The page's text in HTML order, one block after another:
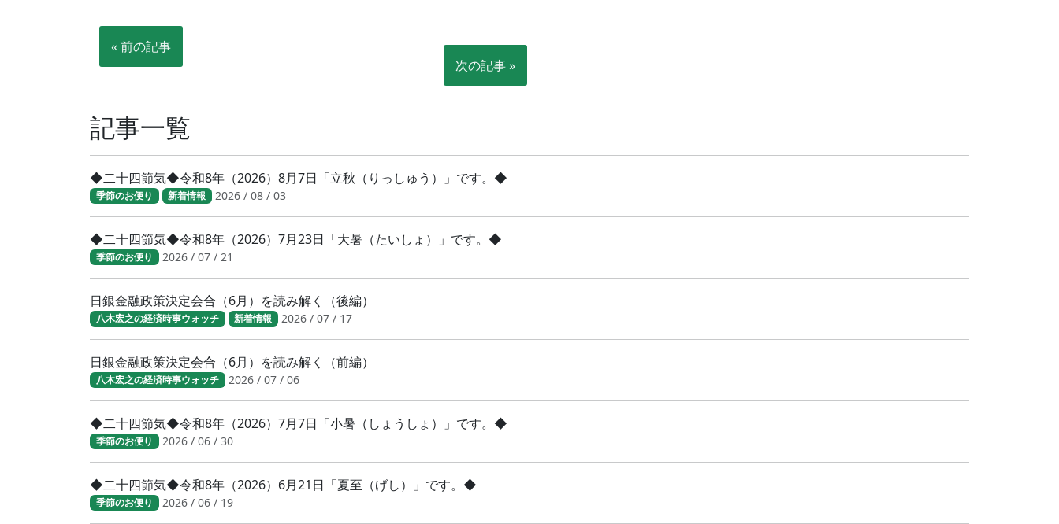
« 前の記事
次の記事 »
記事一覧
◆二十四節気◆令和8年（2026）8月7日「立秋（りっしゅう）」です。◆
季節のお便り 新着情報 2026 / 08 / 03
◆二十四節気◆令和8年（2026）7月23日「大暑（たいしょ）」です。◆
季節のお便り 2026 / 07 / 21
日銀金融政策決定会合（6月）を読み解く（後編）
八木宏之の経済時事ウォッチ 新着情報 2026 / 07 / 17
日銀金融政策決定会合（6月）を読み解く（前編）
八木宏之の経済時事ウォッチ 2026 / 07 / 06
◆二十四節気◆令和8年（2026）7月7日「小暑（しょうしょ）」です。◆
季節のお便り 2026 / 06 / 30
◆二十四節気◆令和8年（2026）6月21日「夏至（げし）」です。◆
季節のお便り 2026 / 06 / 19